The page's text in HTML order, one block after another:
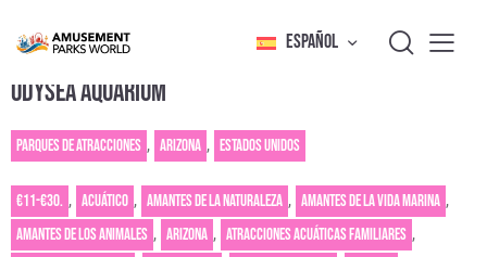
ESPAÑOL
ODYSEA AQUARIUM
Parques de atracciones , Arizona , Estados Unidos
€11-€30. , Acuático , Amantes de la naturaleza , Amantes de la vida marina ,
Amantes de los animales , Arizona , Atracciones acuáticas familiares ,